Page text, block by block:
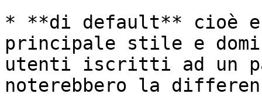
* **di default** cioè
principale stile e
utenti iscritti ad un
noterebbero la